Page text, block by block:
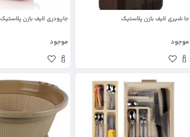
جا شیری لایف بازن پلاستیک
موجود
جاپودری لایف بازن پلاستیک
موجود